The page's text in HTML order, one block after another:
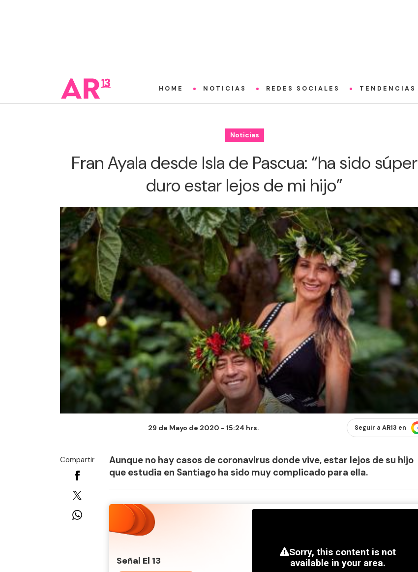
HOME NOTICIAS REDES SOCIALES TENDENCIAS
Noticias
Fran Ayala desde Isla de Pascua: “ha sido súper
duro estar lejos de mi hijo”
29 de Mayo de 2020 - 15:24 hrs. Seguir a AR13 en
Compartir
Aunque no hay casos de coronavirus donde vive, estar lejos de su hijo
que estudia en Santiago ha sido muy complicado para ella.
Señal El 13